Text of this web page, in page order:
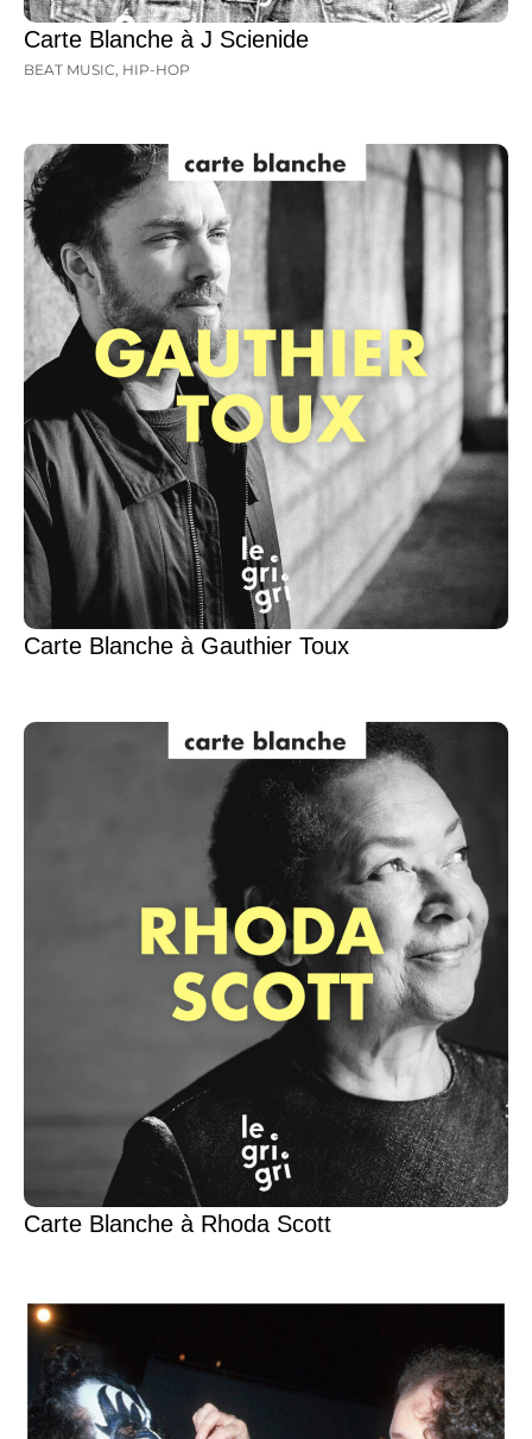
Carte Blanche à J Scienide
BEAT MUSIC, HIP-HOP
Carte Blanche à Gauthier Toux
Carte Blanche à Rhoda Scott